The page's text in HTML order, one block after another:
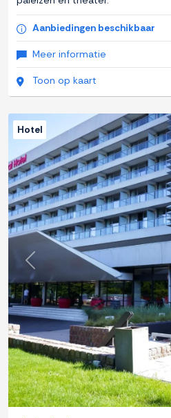
Aanbiedingen beschikbaar
Meer informatie
Toon op kaart
Previous
Hotel